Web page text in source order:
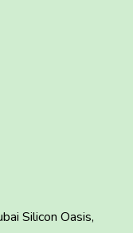
Silicon Oasis,